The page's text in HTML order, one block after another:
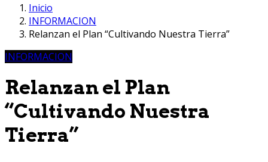
Inicio
INFORMACION
Relanzan el Plan “Cultivando Nuestra Tierra”
INFORMACION
Relanzan el Plan
“Cultivando Nuestra
Tierra”